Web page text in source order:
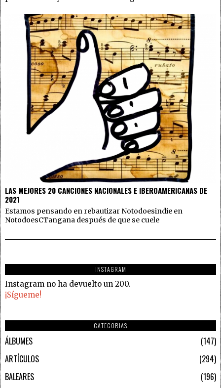
LAS MEJORES 20 CANCIONES NACIONALES E IBEROAMERICANAS DE
2021
Estamos pensando en rebautizar Notodoesindie en
NotodoesCTangana después de que se cuele
INSTAGRAM
Instagram no ha devuelto un 200.
¡Sígueme!
CATEGORIAS
ÁLBUMES
147
ARTÍCULOS
294
BALEARES
196